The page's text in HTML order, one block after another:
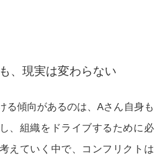
、現実は変わらない
る傾向があるのは、Aさん自身も
、組織をドライブするために必
えていく中で、コンフリクトは